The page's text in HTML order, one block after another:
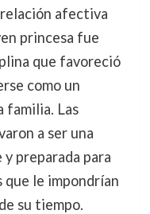
afectiva
princesa fue
que favoreció
como un
familia. Las
a ser una
preparada para
le impondrían
su tiempo.